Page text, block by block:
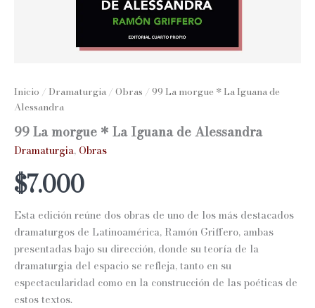
Inicio / Dramaturgia /Obras / 99 La morgue * La Iguana de
Alessandra
99 La morgue * La Iguana de Alessandra
Dramaturgia, Obras
$7.000
Esta edición reúne dos obras de uno de los más destacados
dramaturgos de Latinoamérica, Ramón Griffero, ambas
presentadas bajo su dirección, donde su teoría de la
dramaturgia del espacio se refleja, tanto en su
espectacularidad como en la construcción de las poéticas de
estos textos.